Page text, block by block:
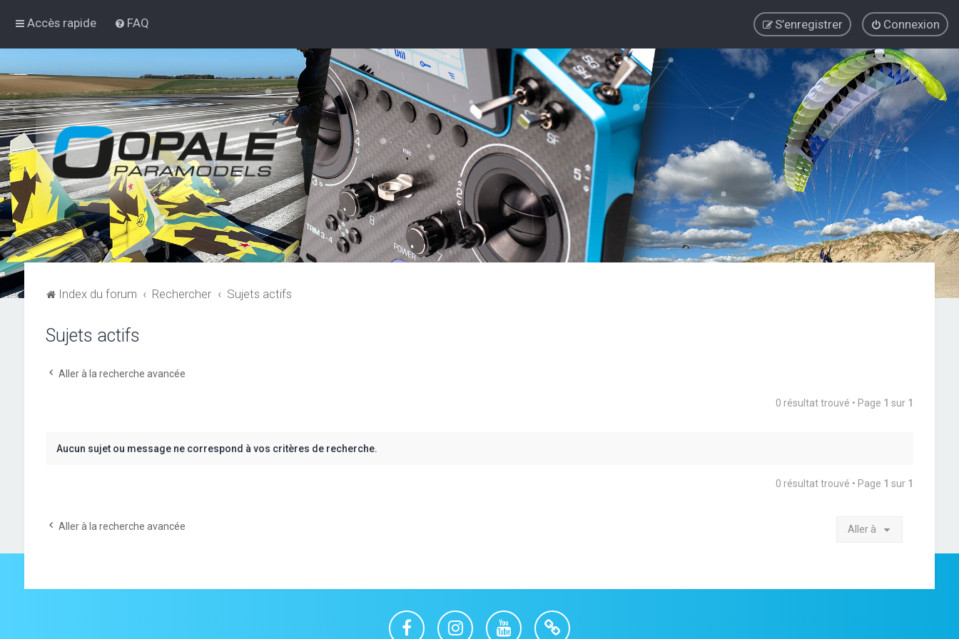
Accès rapide FAQ Connexion
S’enregistrer
Index du forum Rechercher Sujets actifs
Sujets actifs
Aller à la recherche avancée
0 résultat trouvé • Page 1 sur 1
Aucun sujet ou message ne correspond à vos critères de recherche.
0 résultat trouvé • Page 1 sur 1
Aller à la recherche avancée Aller à